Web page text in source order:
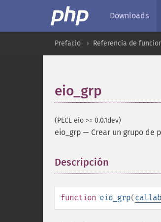
Downloads
Prefacio Referencia de
eio_grp
(PECL eio >= 0.0.1dev)
eio_grp — Crear un grupo de
Descripción
function eio_grp(